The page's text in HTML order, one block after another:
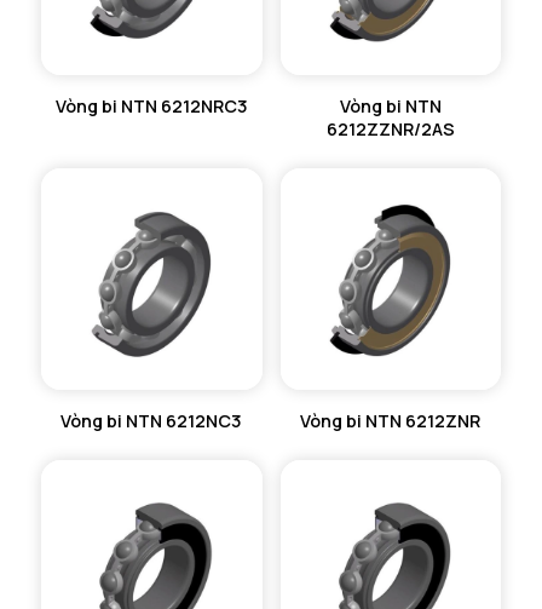
Vòng bi NTN 6212NRC3
Vòng bi NTN
6212ZZNR/2AS
Vòng bi NTN 6212NC3 Vòng bi NTN 6212ZNR